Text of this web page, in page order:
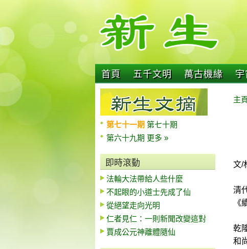
首頁 五千文明 萬古機緣
第七十一期 第七十期
第六十九期 更多 »
即時滾動
法輪大法帶給人些什麼
不起眼的小道士先成了仙
從絕望走向光明
仁者見仁：一則新聞改變這對
賈成公元神離體隨仙
主
文/
清
《
乾
和